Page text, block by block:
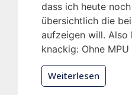
dass ich heute
übersichtlich die
aufzeigen will. Also
knackig: Ohne MPU
Weiterlesen